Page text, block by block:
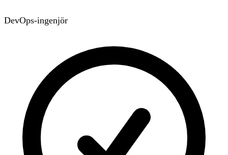
DevOps-ingenjör